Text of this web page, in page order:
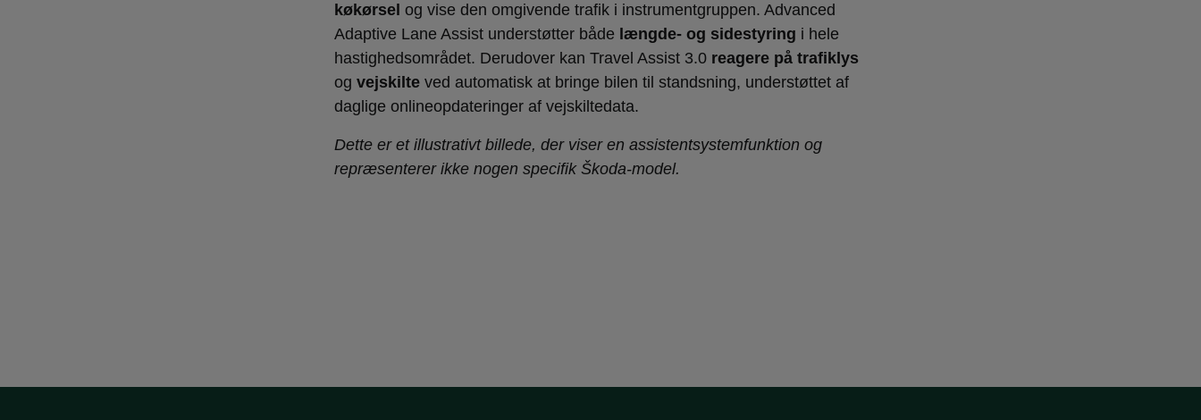
køkørsel og vise den omgivende trafik i instrumentgruppen. Advanced
Adaptive Lane Assist understøtter både længde- og sidestyring i hele
hastighedsområdet. Derudover kan Travel Assist 3.0 reagere på trafiklys
og vejskilteved automatisk at bringe bilen til standsning, understøttet af
daglige onlineopdateringer af vejskiltedata.
Dette er et illustrativt billede, der viser en assistentsystemfunktion og
repræsenterer ikke nogen specifik Škoda-model.